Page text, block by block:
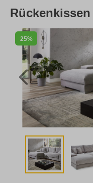
25%
Rückenkissen